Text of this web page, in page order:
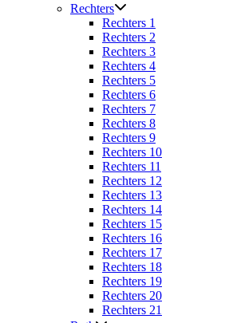
Rechters
Rechters 1
Rechters 2
Rechters 3
Rechters 4
Rechters 5
Rechters 6
Rechters 7
Rechters 8
Rechters 9
Rechters 10
Rechters 11
Rechters 12
Rechters 13
Rechters 14
Rechters 15
Rechters 16
Rechters 17
Rechters 18
Rechters 19
Rechters 20
Rechters 21